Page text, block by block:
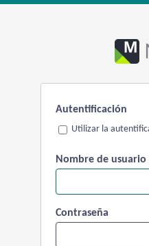
Autentificación
Utilizar la
Nombre de usuario
Contraseña